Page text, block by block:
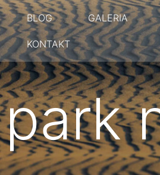
BLOG GALERIA
KONTAKT
park